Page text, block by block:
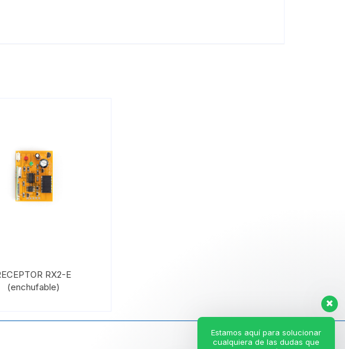
RX2-E
(enchufable)
Estamos aquí para solucionar
cualquiera de las dudas que